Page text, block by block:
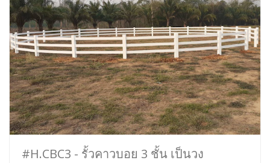
#H.CBC3 - รั้วคาวบอย 3 ชั้น เป็นวง